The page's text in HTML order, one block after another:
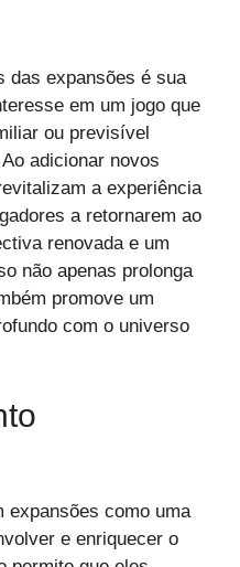
das expansões é sua
em um jogo que
ou previsível
adicionar novos
a experiência
a retornarem ao
renovada e um
não apenas prolonga
promove um
com o universo
expansões como uma
e enriquecer o